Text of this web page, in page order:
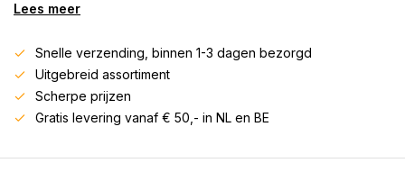
Lees meer
Snelle verzending, binnen 1-3 dagen bezorgd
Uitgebreid assortiment
Scherpe prijzen
Gratis levering vanaf € 50,- in NL en BE